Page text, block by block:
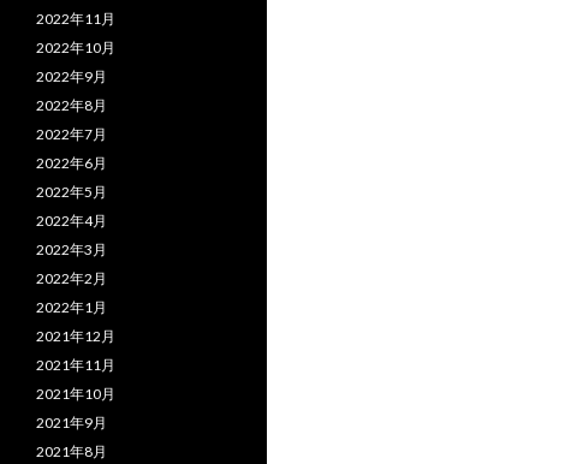
2022年11月
2022年10月
2022年9月
2022年8月
2022年7月
2022年6月
2022年5月
2022年4月
2022年3月
2022年2月
2022年1月
2021年12月
2021年11月
2021年10月
2021年9月
2021年8月